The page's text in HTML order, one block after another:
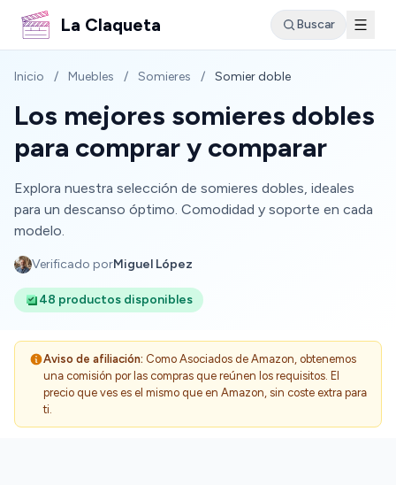
La Claqueta Buscar
Inicio / Muebles / Somieres / Somier doble
Los mejores somieres dobles
para comprar y comparar
Explora nuestra selección de somieres dobles, ideales
para un descanso óptimo. Comodidad y soporte en cada
modelo.
Verificado porMiguel López
48 productos disponibles
Aviso de afiliación: Como Asociados de Amazon, obtenemos
una comisión por las compras que reúnen los requisitos. El
precio que ves es el mismo que en Amazon, sin coste extra para
ti.